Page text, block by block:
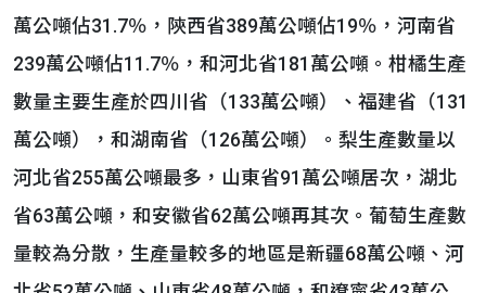
萬公噸佔31.7％，陝西省389萬公噸佔19％，河南省
239萬公噸佔11.7％，和河北省181萬公噸。柑橘生產
數量主要生產於四川省（133萬公噸）、福建省（131
萬公噸），和湖南省（126萬公噸）。梨生產數量以
河北省255萬公噸最多，山東省91萬公噸居次，湖北
省63萬公噸，和安徽省62萬公噸再其次。葡萄生產數
量較為分散，生產量較多的地區是新疆68萬公噸、河